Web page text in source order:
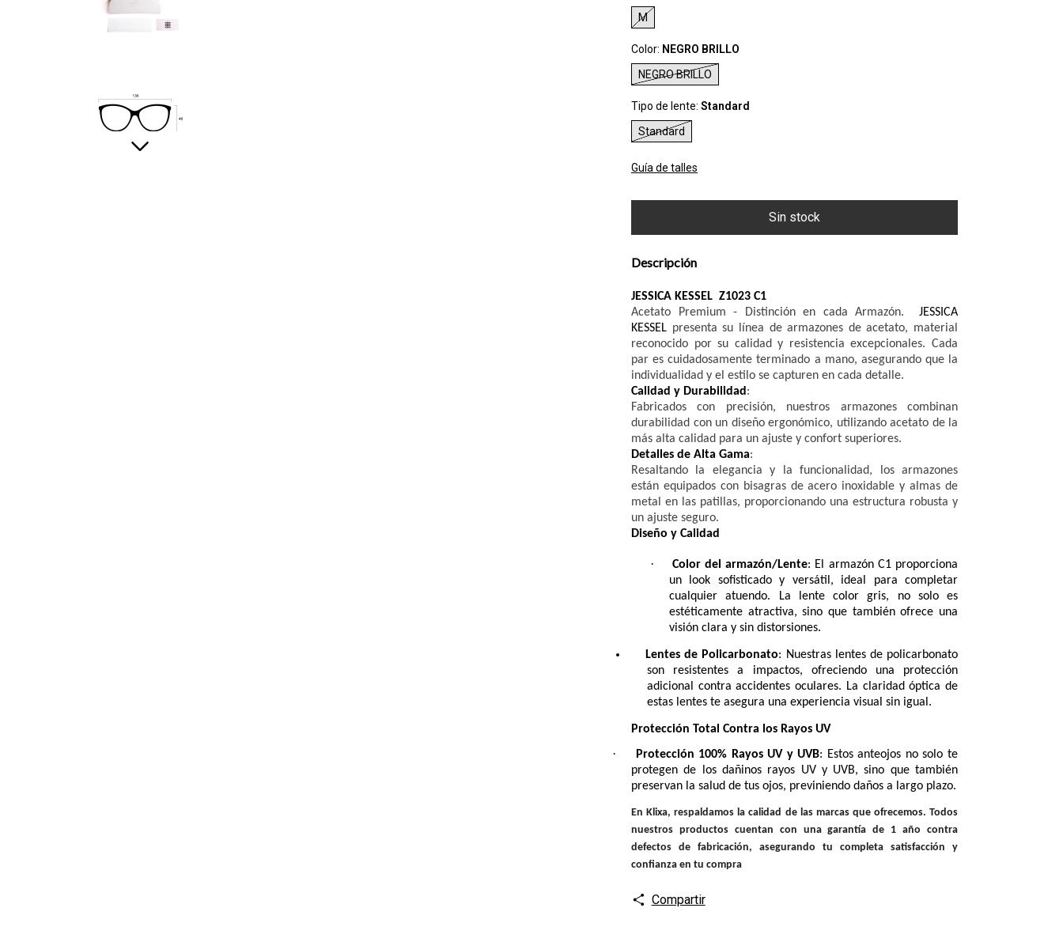
M
Color: NEGRO BRILLO
NEGRO BRILLO
Tipo de lente: Standard
Standard
Guía de talles
Descripción
JESSICA KESSEL Z1023 C1
Acetato Premium - Distinción en cada Armazón. JESSICA
KESSEL presenta su línea de armazones de acetato, material
reconocido por su calidad y resistencia excepcionales. Cada
par es cuidadosamente terminado a mano, asegurando que la
individualidad y el estilo se capturen en cada detalle.
Calidad y Durabilidad :
Fabricados con precisión, nuestros armazones combinan
durabilidad con un diseño ergonómico, utilizando acetato de la
más alta calidad para un ajuste y confort superiores.
Detalles de Alta Gama:
Resaltando la elegancia y la funcionalidad, los armazones
están equipados con bisagras de acero inoxidable y almas de
metal en las patillas, proporcionando una estructura robusta y
un ajuste seguro.
Diseño y Calidad
· Color del armazón/Lente: El armazón C1 proporciona
un look sofisticado y versátil, ideal para completar
cualquier atuendo. La lente color gris, no solo es
estéticamente atractiva, sino que también ofrece una
visión clara y sin distorsiones.
Lentes de Policarbonato: Nuestras lentes de policarbonato
son resistentes a impactos, ofreciendo una protección
adicional contra accidentes oculares. La claridad óptica de
estas lentes te asegura una experiencia visual sin igual.
Protección Total Contra los Rayos UV
· Protección 100% Rayos UV y UVB: Estos anteojos no solo te
protegen de los dañinos rayos UV y UVB, sino que también
preservan la salud de tus ojos, previniendo daños a largo plazo.
En Klixa, respaldamos la calidad de las marcas que ofrecemos. Todos
nuestros productos cuentan con una garantía de 1 año contra
defectos de fabricación, asegurando tu completa satisfacción y
confianza en tu compra
Compartir